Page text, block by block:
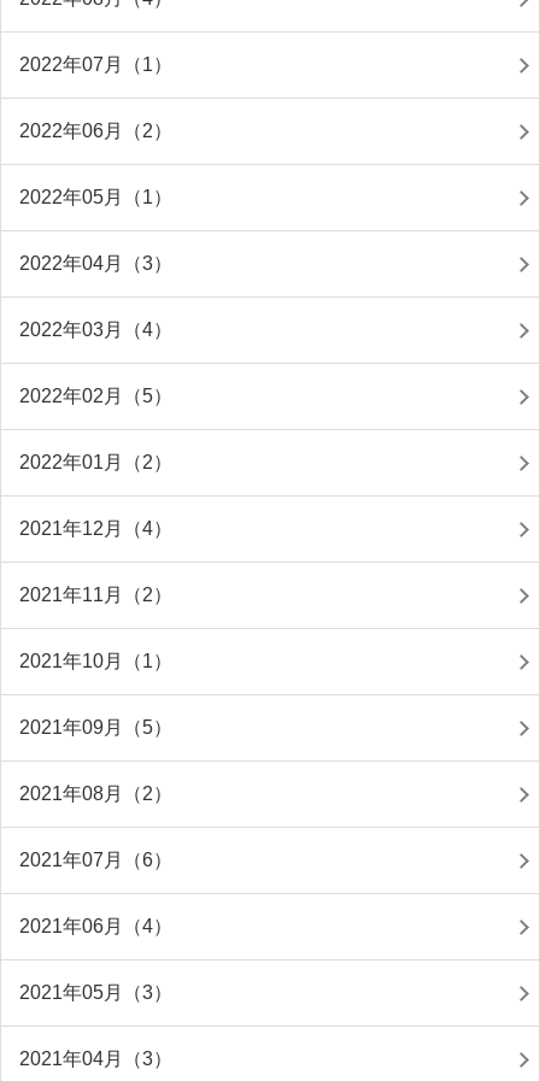
2022年07月（1）
2022年06月（2）
2022年05月（1）
2022年04月（3）
2022年03月（4）
2022年02月（5）
2022年01月（2）
2021年12月（4）
2021年11月（2）
2021年10月（1）
2021年09月（5）
2021年08月（2）
2021年07月（6）
2021年06月（4）
2021年05月（3）
2021年04月（3）